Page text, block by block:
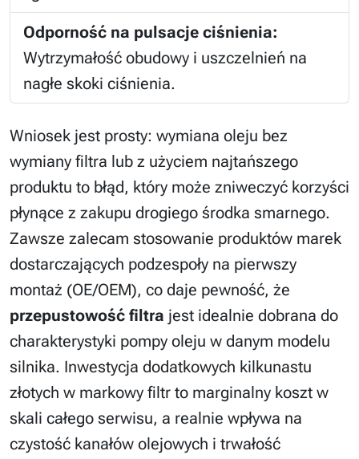
Odporność na pulsacje ciśnienia:
Wytrzymałość obudowy i uszczelnień na
nagłe skoki ciśnienia.
Wniosek jest prosty: wymiana oleju bez
wymiany filtra lub z użyciem najtańszego
produktu to błąd, który może zniweczyć korzyści
płynące z zakupu drogiego środka smarnego.
Zawsze zalecam stosowanie produktów marek
dostarczających podzespoły na pierwszy
montaż (OE/OEM), co daje pewność, że
przepustowość filtra jest idealnie dobrana do
charakterystyki pompy oleju w danym modelu
silnika. Inwestycja dodatkowych kilkunastu
złotych w markowy filtr to marginalny koszt w
skali całego serwisu, a realnie wpływa na
czystość kanałów olejowych i trwałość